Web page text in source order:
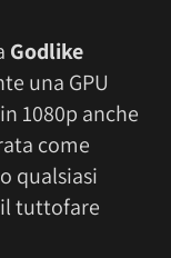
Godlike
una GPU
1080p anche
come
qualsiasi
tuttofare